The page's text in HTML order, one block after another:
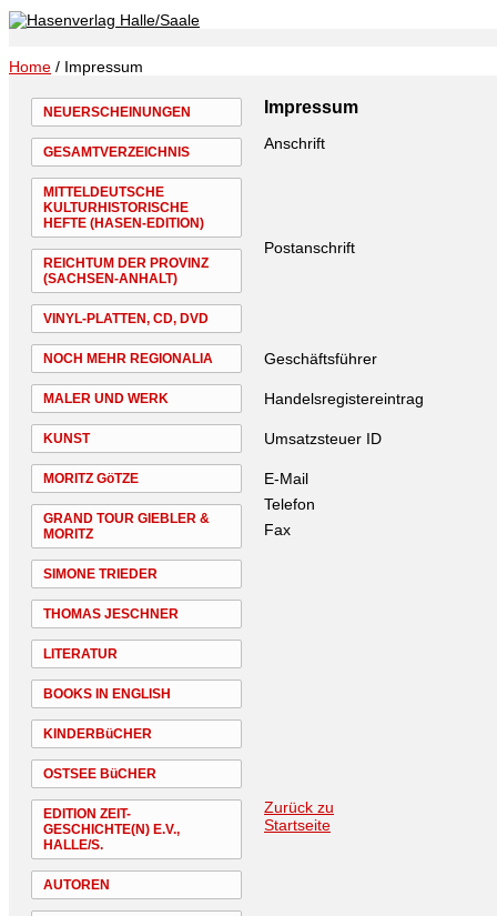
Home / Impressum
NEUERSCHEINUNGEN
GESAMTVERZEICHNIS
MITTELDEUTSCHE
KULTURHISTORISCHE
HEFTE (HASEN-EDITION)
REICHTUM DER PROVINZ
(SACHSEN-ANHALT)
VINYL-PLATTEN, CD, DVD
NOCH MEHR REGIONALIA
MALER UND WERK
KUNST
MORITZ GöTZE
GRAND TOUR GIEBLER &
MORITZ
SIMONE TRIEDER
THOMAS JESCHNER
LITERATUR
BOOKS IN ENGLISH
KINDERBüCHER
OSTSEE BüCHER
EDITION ZEIT-
GESCHICHTE(N) E.V.,
HALLE/S.
AUTOREN
Impressum
Anschrift
Postanschrift
Geschäftsführer
Handelsregistereintrag
Umsatzsteuer ID
E-Mail
Telefon
Fax
Zurück zu
Startseite